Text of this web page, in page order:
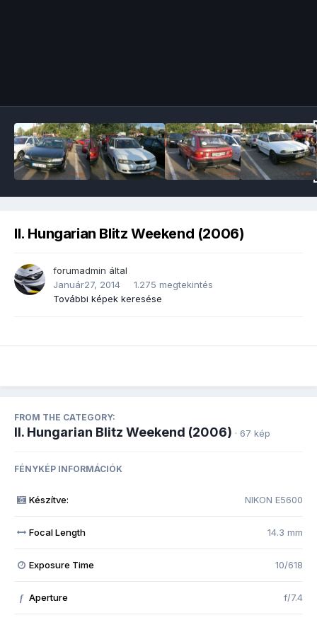
II. Hungarian Blitz Weekend (2006)
forumadmin által
Január27, 2014
1.275 megtekintés
További képek keresése
FROM THE CATEGORY:
II. Hungarian Blitz Weekend (2006) · 67 kép
FÉNYKÉP INFORMÁCIÓK
Készítve: NIKON E5600
Focal Length 14.3 mm
Exposure Time 10/618
f Aperture f/7.4